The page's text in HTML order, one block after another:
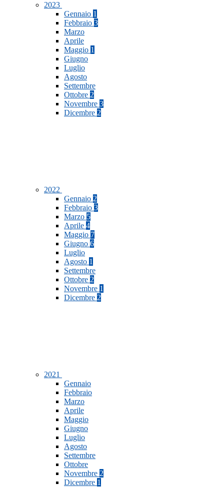
2023
Gennaio 1
Febbraio 3
Marzo
Aprile
Maggio 1
Giugno
Luglio
Agosto
Settembre
Ottobre 2
Novembre 3
Dicembre 2
2022
Gennaio 2
Febbraio 3
Marzo 5
Aprile 4
Maggio 7
Giugno 6
Luglio
Agosto 1
Settembre
Ottobre 2
Novembre 1
Dicembre 2
2021
Gennaio
Febbraio
Marzo
Aprile
Maggio
Giugno
Luglio
Agosto
Settembre
Ottobre
Novembre 2
Dicembre 1